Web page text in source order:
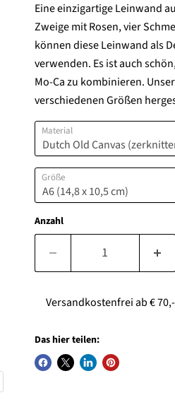
Eine einzigartige Leinwand
Zweige mit Rosen, vier
können diese Leinwand als
verwenden. Es ist auch
Mo-Ca zu kombinieren.
verschiedenen Größen
Material
Größe
Anzahl
Versandkostenfrei ab €
Das hier teilen: